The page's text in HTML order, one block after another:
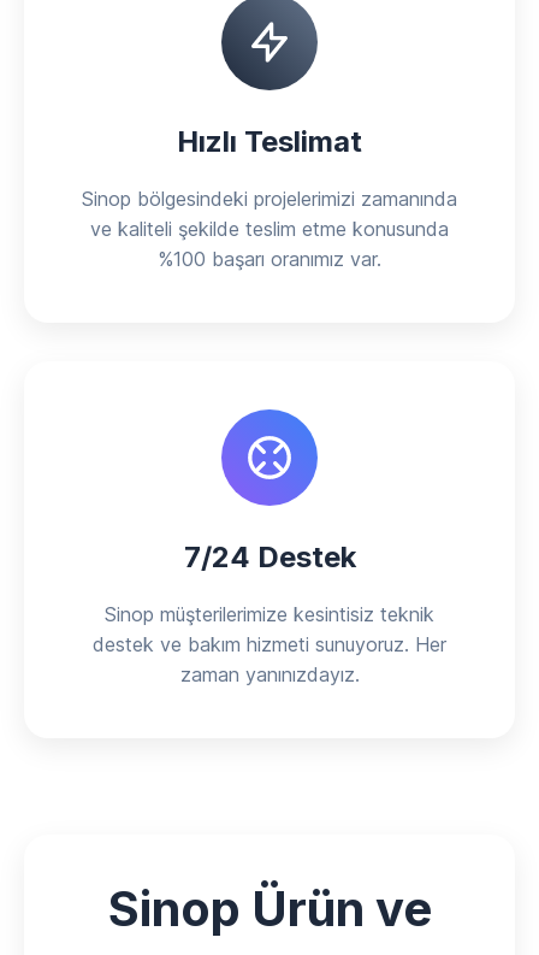
Hızlı Teslimat
Sinop bölgesindeki projelerimizi zamanında
ve kaliteli şekilde teslim etme konusunda
%100 başarı oranımız var.
7/24 Destek
Sinop müşterilerimize kesintisiz teknik
destek ve bakım hizmeti sunuyoruz. Her
zaman yanınızdayız.
Sinop Ürün ve